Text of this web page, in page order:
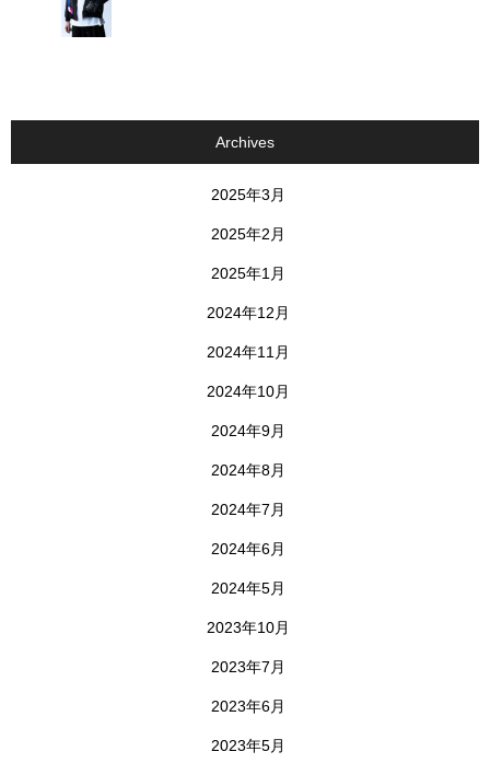
Archives
2025年3月
2025年2月
2025年1月
2024年12月
2024年11月
2024年10月
2024年9月
2024年8月
2024年7月
2024年6月
2024年5月
2023年10月
2023年7月
2023年6月
2023年5月